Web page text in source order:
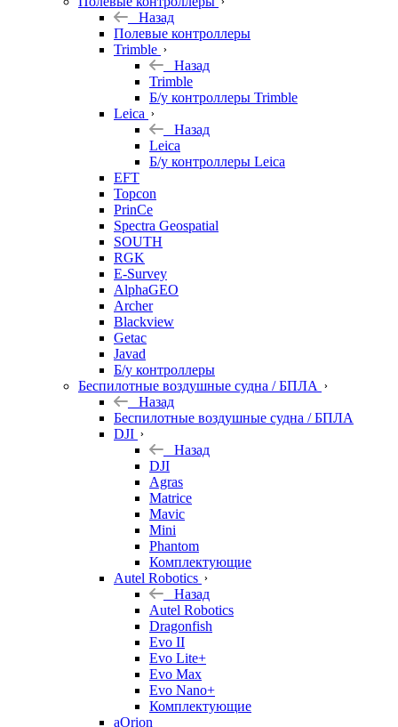
Назад
Полевые контроллеры
Trimble
Назад
Trimble
Б/у контроллеры Trimble
Leica
Назад
Leica
Б/у контроллеры Leica
EFT
Topcon
PrinCe
Spectra Geospatial
SOUTH
RGK
E-Survey
AlphaGEO
Archer
Blackview
Getac
Javad
Б/у контроллеры
Беспилотные воздушные судна / БПЛА
Назад
Беспилотные воздушные судна / БПЛА
DJI
Назад
DJI
Agras
Matrice
Mavic
Mini
Phantom
Комплектующие
Autel Robotics
Назад
Autel Robotics
Dragonfish
Evo II
Evo Lite+
Evo Max
Evo Nano+
Комплектующие
aOrion